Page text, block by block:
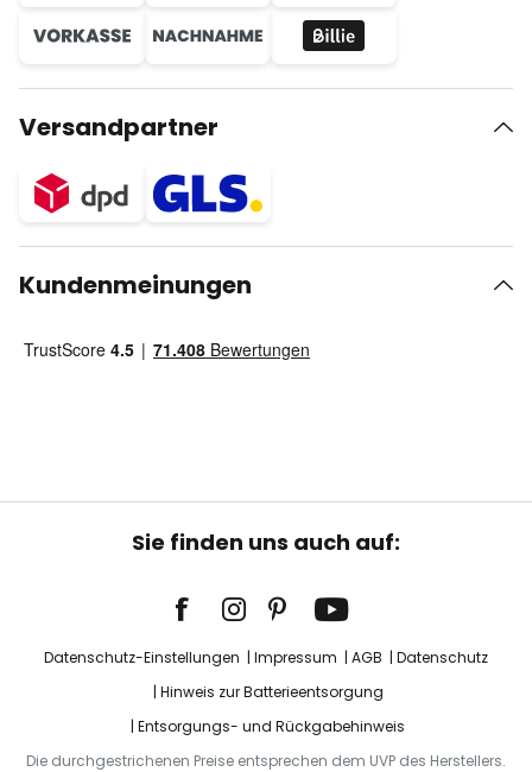
Versandpartner
Kundenmeinungen
Sie finden uns auch auf:
Datenschutz-Einstellungen Impressum AGB
Datenschutz
Hinweis zur Batterieentsorgung
Entsorgungs- und Rückgabehinweis
Die durchgestrichenen Preise entsprechen dem UVP des Herstellers.